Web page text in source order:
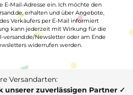
E-Mail-Adresse ein. Ich möchte den
erhalten und über Angebote,
Verkäufers per E-Mail informiert
kann jederzeit mit Wirkung für die
Newsletter oder am Ende
widerrufen werden.
Versandarten:
unserer zuverlässigen Partner ✓